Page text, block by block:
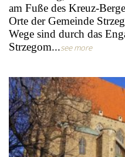
am Fuße des Kreuz-
Orte der Gemeinde
Wege sind durch das
Strzegom...see more